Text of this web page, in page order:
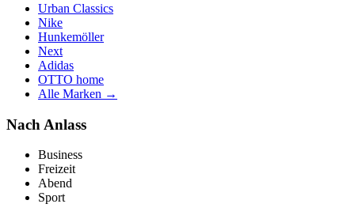
Urban Classics
Nike
Hunkemöller
Next
Adidas
OTTO home
Alle Marken →
Nach Anlass
Business
Freizeit
Abend
Sport